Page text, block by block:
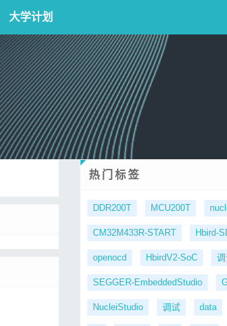
大学计划
热门标签
DDR200T MCU200T
CM32M433R-START Hbird-
openocd HbirdV2-SoC
SEGGER-EmbeddedStudio
NucleiStudio 调试 data